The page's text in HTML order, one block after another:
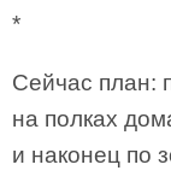
*
Сейчас план:
на полках
и наконец по